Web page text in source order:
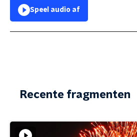
Speel audio af
Recente fragmenten